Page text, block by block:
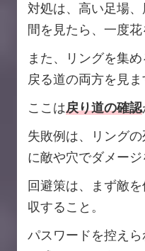
対処は、高い足場
間を見たら、一度花
また、リングを集
戻る道の両方を見ま
ここは戻り道の確認
失敗例は、リング
に敵や穴でダメージ
回避策は、まず敵
収すること。
パスワードを控え